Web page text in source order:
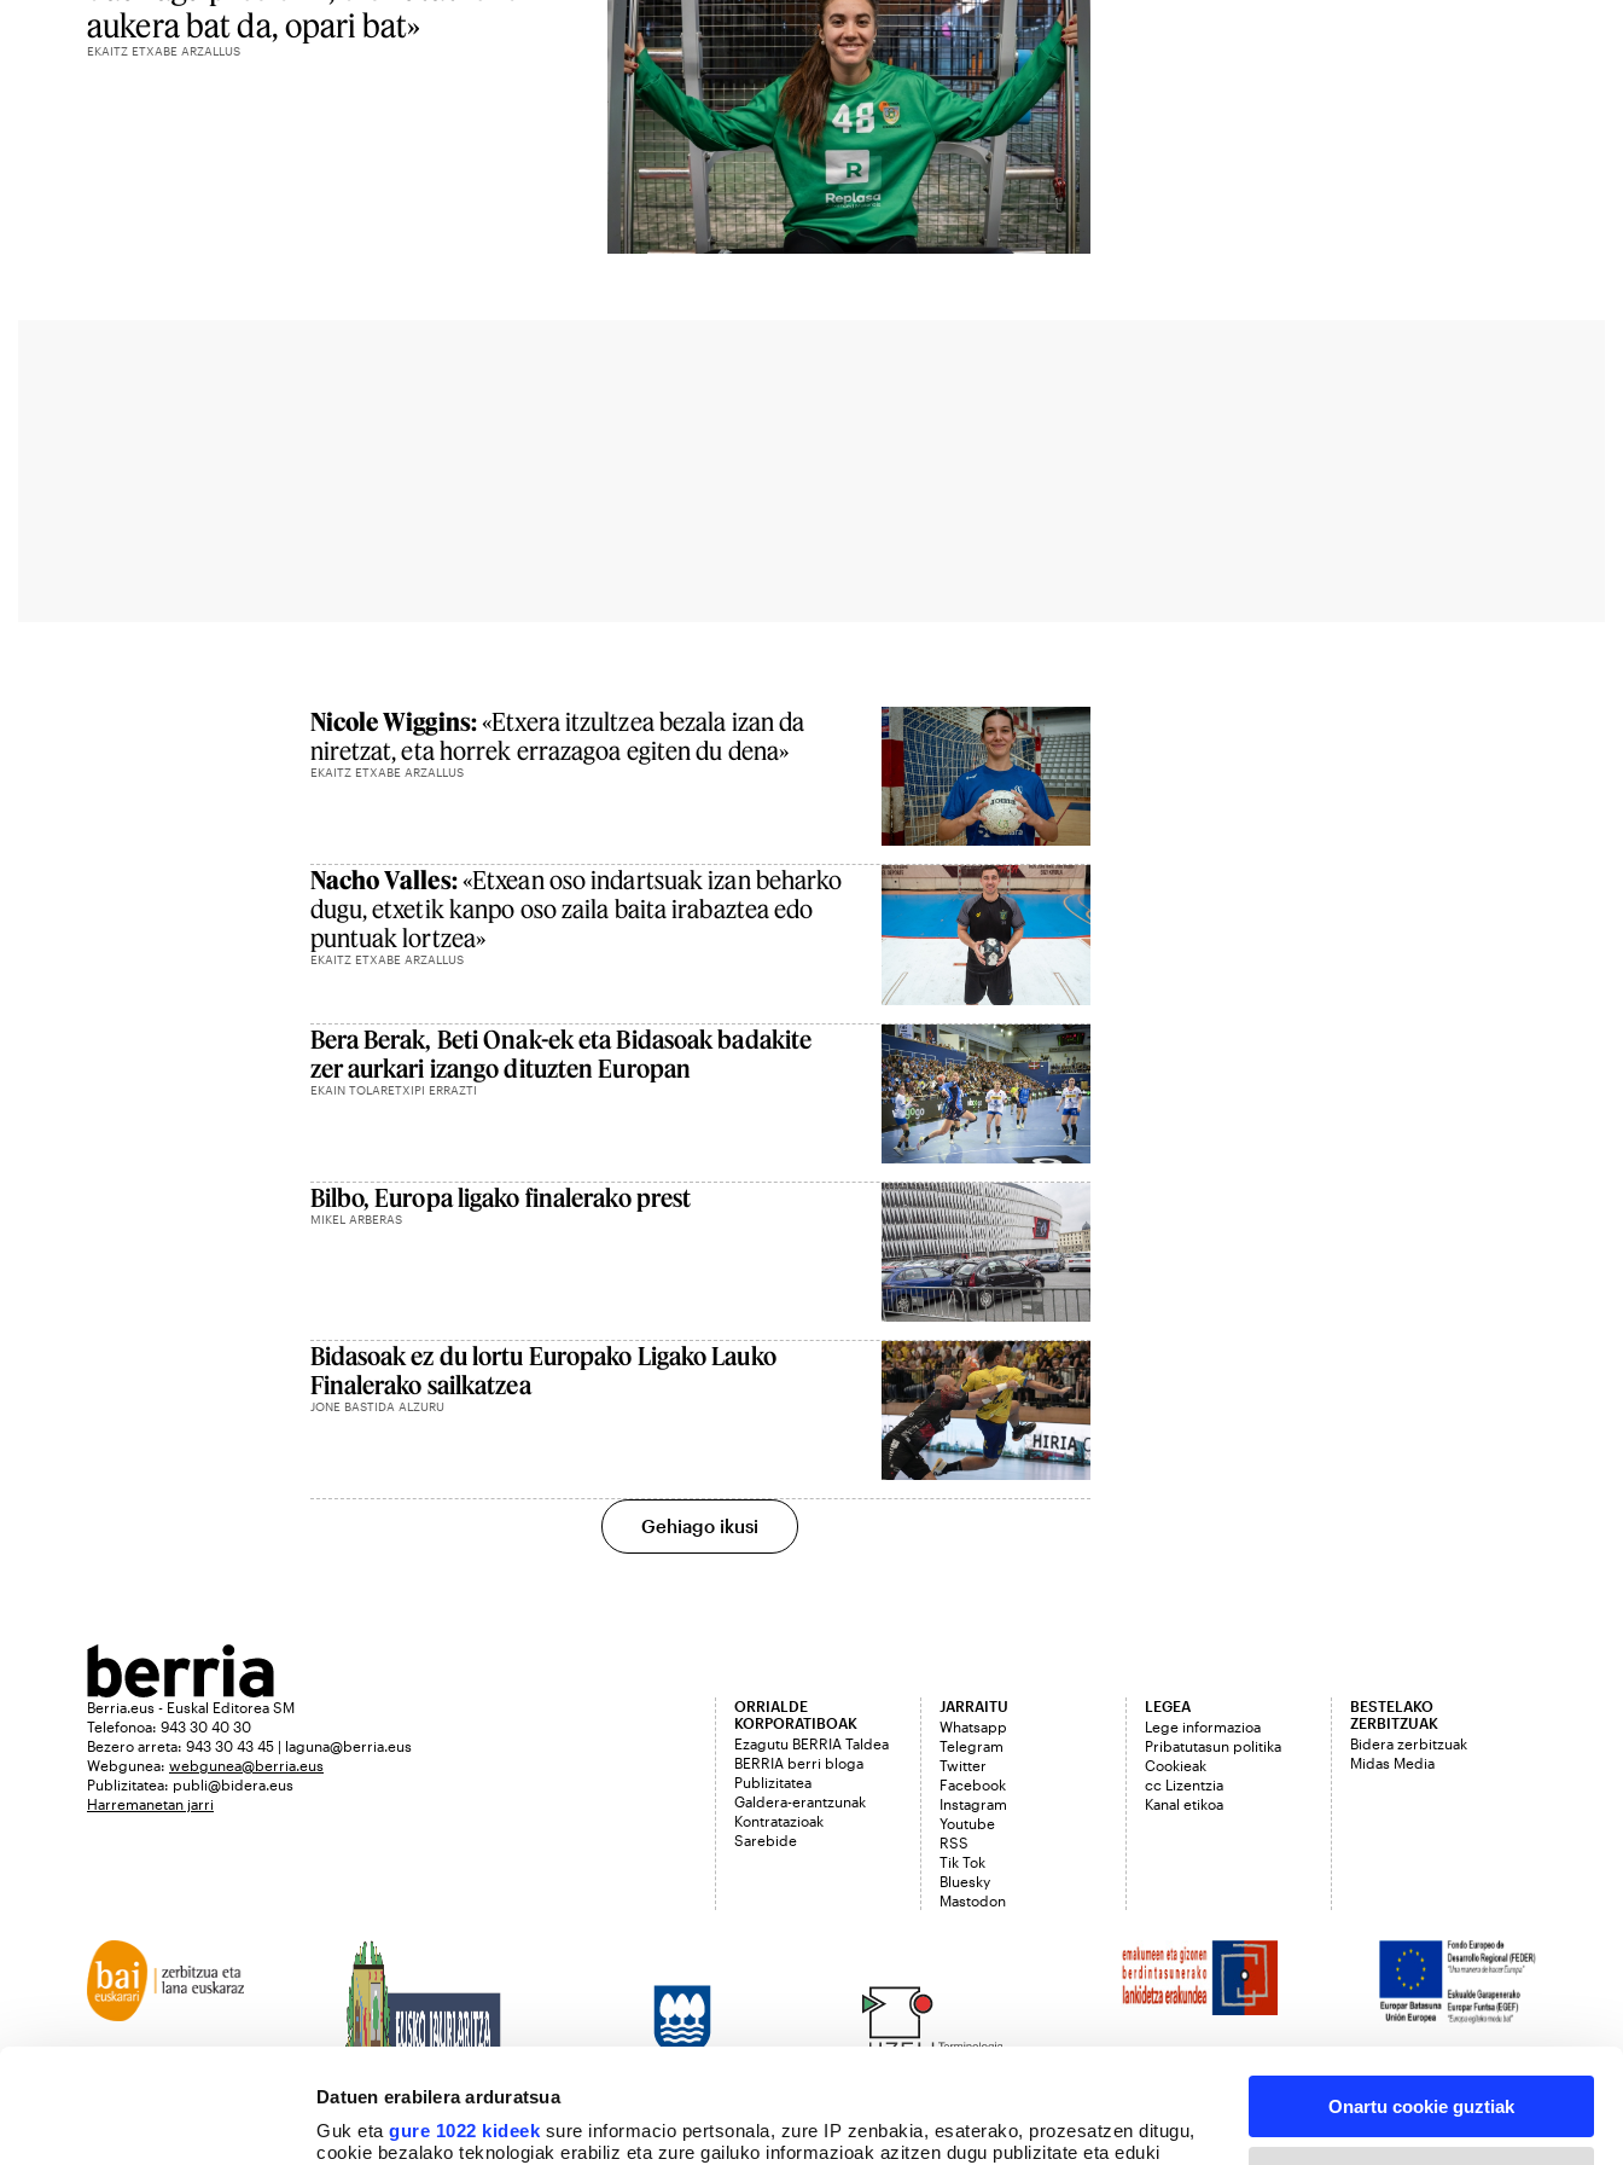
Datuen erabilera arduratsua
Guk etagure 1022 kideek sure informacio pertsonala, zure IP zenbakia, esaterako, prozesatzen ditugu,
cookie bezalako teknologiak erabiliz eta zure gailuko informazioak azitzen dugu publizitate eta eduki
Onartu cookie guztiak
aukera bat da, opari bat»
EKAITZ ETXABE ARZALLUS
Nicole Wiggins:«Etxera itzultzea bezala izan da
niretzat, eta horrek errazagoa egiten du dena»
EKAITZ ETXABE ARZALLUS
Nacho Valles:«Etxean oso indartsuak izan beharko
dugu, etxetik kanpo oso zaila baita irabaztea edo
puntuak lortzea»
EKAITZ ETXABE ARZALLUS
Bera Berak, Beti Onak-ek eta Bidasoak badakite
zer aurkari izango dituzten Europan
EKAIN TOLARETXIPI ERRAZTI
Bilbo, Europa ligako finalerako prest
MIKEL ARBERAS
Bidasoak ez du lortu Europako Ligako Lauko
Finalerako sailkatzea
JONE BASTIDA ALZURU
Gehiago ikusi
Berria.eus - Euskal Editorea SM
Telefonoa: 943 30 40 30
Bezero arreta: 943 30 43 45 | laguna@berria.eus
Webgunea: webgunea@berria.eus
Publizitatea: publi@bidera.eus
Harremanetan jarri
ORRIALDE
KORPORATIBOAK
Ezagutu BERRIA Taldea
BERRIA berri bloga
Publizitatea
Galdera-erantzunak
Kontratazioak
Sarebide
JARRAITU
Whatsapp
Telegram
Twitter
Facebook
Instagram
Youtube
RSS
Tik Tok
Bluesky
Mastodon
LEGEA
Lege informazioa
Pribatutasun politika
Cookieak
cc Lizentzia
Kanal etikoa
BESTELAKO
ZERBITZUAK
Bidera zerbitzuak
Midas Media